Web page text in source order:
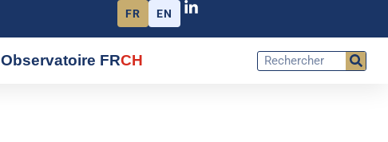
FR EN
Observatoire FRCH